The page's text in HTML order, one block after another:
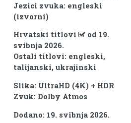
Jezici zvuka: engleski
(izvorni)
Hrvatski titlovi
od 19.
svibnja 2026.
Ostali titlovi: engleski,
talijanski, ukrajinski
Slika: UltraHD (4K) + HDR
Zvuk: Dolby Atmos
Dodano: 19. svibnja 2026.